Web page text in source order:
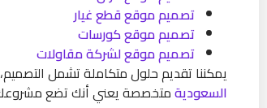
تصميم موقع قطع غيار
تصميم موقع كورسات
تصميم موقع لشركة مقاولات
يمكننا تقديم حلول متكاملة تشمل
السعوديةمتخصصة يعني أنك تضع مشروعك